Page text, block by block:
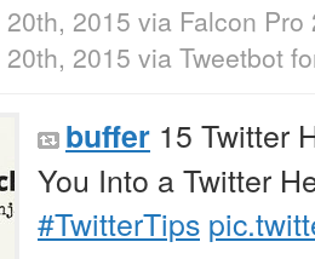
2015 via Falcon Pro
2015 via Tweetbot
buffer 15 Twitter
You Into a Twitter
#TwitterTips